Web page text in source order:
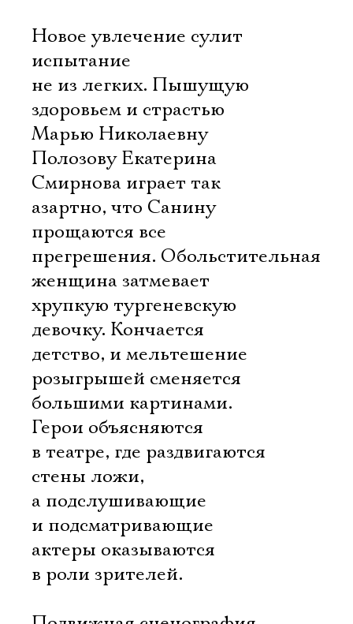
Новое увлечение сулит
испытание
не из легких. Пышущую
здоровьем и страстью
Марью Николаевну
Полозову Екатерина
Смирнова играет так
азартно, что Санину
прощаются все
прегрешения. Обольстительная
женщина затмевает
хрупкую тургеневскую
девочку. Кончается
детство, и мельтешение
розыгрышей сменяется
большими картинами.
Герои объясняются
в театре, где раздвигаются
стены ложи,
а подслушивающие
и подсматривающие
актеры оказываются
в роли зрителей.